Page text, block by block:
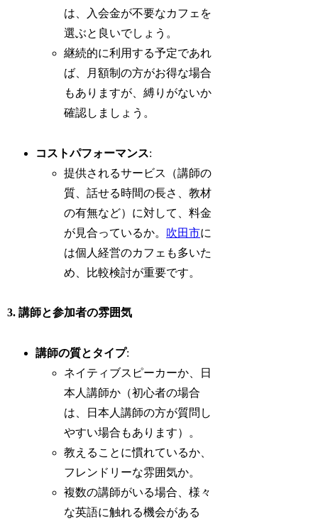
は、入会金が不要なカフェを
選ぶと良いでしょう。
継続的に利用する予定であれ
ば、月額制の方がお得な場合
もありますが、縛りがないか
確認しましょう。
コストパフォーマンス:
提供されるサービス（講師の
質、話せる時間の長さ、教材
の有無など）に対して、料金
が見合っているか。 吹田市に
は個人経営のカフェも多いた
め、比較検討が重要です。
3. 講師と参加者の雰囲気
講師の質とタイプ:
ネイティブスピーカーか、日
本人講師か（初心者の場合
は、日本人講師の方が質問し
やすい場合もあります）。
教えることに慣れているか、
フレンドリーな雰囲気か。
複数の講師がいる場合、様々
な英語に触れる機会がある